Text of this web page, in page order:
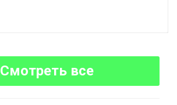
Смотреть все